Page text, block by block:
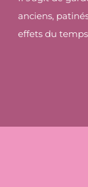
anciens,
effets du